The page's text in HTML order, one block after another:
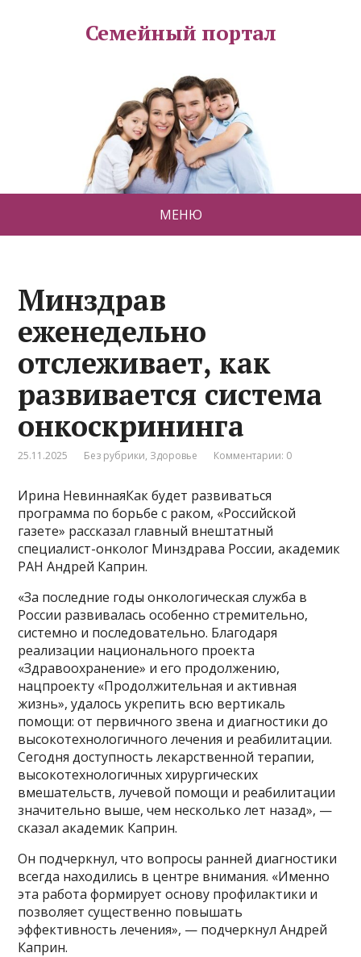
Семейный портал
МЕНЮ
Минздрав
еженедельно
отслеживает, как
развивается система
онкоскрининга
25.11.2025 Без рубрики, Здоровье Комментарии: 0
Ирина НевиннаяКак будет развиваться
программа по борьбе с раком, «Российской
газете» рассказал главный внештатный
специалист-онколог Минздрава России, академик
РАН Андрей Каприн.
«За последние годы онкологическая служба в
России развивалась особенно стремительно,
системно и последовательно. Благодаря
реализации национального проекта
«Здравоохранение» и его продолжению,
нацпроекту «Продолжительная и активная
жизнь», удалось укрепить всю вертикаль
помощи: от первичного звена и диагностики до
высокотехнологичного лечения и реабилитации.
Сегодня доступность лекарственной терапии,
высокотехнологичных хирургических
вмешательств, лучевой помощи и реабилитации
значительно выше, чем несколько лет назад», —
сказал академик Каприн.
Он подчеркнул, что вопросы ранней диагностики
всегда находились в центре внимания. «Именно
эта работа формирует основу профилактики и
позволяет существенно повышать
эффективность лечения», — подчеркнул Андрей
Каприн.